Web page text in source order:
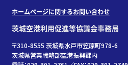
ホームページに関するお問い合わせ
茨城空港利用促進等協議会事務局
〒310-8555 茨城県水戸市笠原町978-6
茨城県営業戦略部空港振興課内